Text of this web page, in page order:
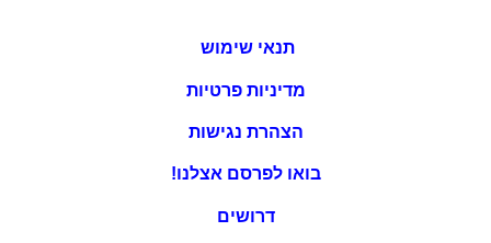
תנאי שימוש
מדיניות פרטיות
הצהרת נגישות
בואו לפרסם אצלנו!
דרושים